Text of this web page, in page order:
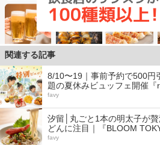
関連する記事
8/10〜19｜事前予約で500円
題の夏休みビュッフェ開催『
favy
汐留│丸ごと1本の明太子が
どんに注目｜『BLOOM
favy